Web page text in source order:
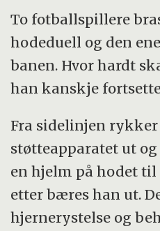
sykdommer som kan
Epilepsi er et typisk
Bølgemønstrene
signaler fra et stort
Disse registreringene
«hjernebølger».
EEG-signalet har en
utvikle
Bedriften Smartbrain
EEG og utviklet nye
målinger.
Sammenslutningen
parter fra Tyskland,
og Estland søkte om
ramme 1,5 millioner
Smartbrain og
To fotballspillere
hodeduell og den
banen. Hvor hardt
han kanskje
Fra sidelinjen
støtteapparatet ut
en hjelm på hodet til
etter bæres han ut.
hjernerystelse og